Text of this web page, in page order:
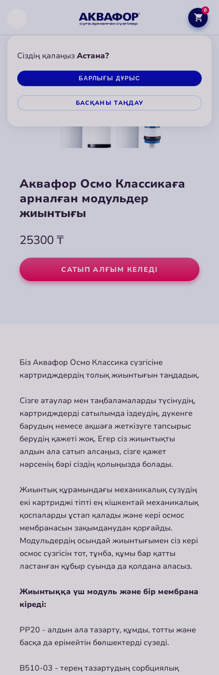
Сіздің қалаңызАстана?
БАРЛЫҒЫ ДҰРЫС
БАСҚАНЫ ТАҢДАУ
0
Аквафор Осмо Классикаға
арналған модульдер
жиынтығы
25300₸
САТЫП АЛҒЫМ КЕЛЕДІ
Біз Аквафор Осмо Классика сүзгісіне
картридждердің толық жиынтығын таңдадық.
Сізге атаулар мен таңбаламаларды түсінудің,
картридждерді сатылымда іздеудің, дүкенге
барудың немесе ақшаға жеткізуге тапсырыс
берудің қажеті жоқ. Егер сіз жиынтықты
алдын ала сатып алсаңыз, сізге қажет
нәрсенің бәрі сіздің қолыңызда болады.
Жиынтық құрамындағы механикалық сүзудің
екі картриджі тіпті ең кішкентай механикалық
қоспаларды ұстап қалады және кері осмос
мембранасын зақымданудан қорғайды.
Модульдердің осындай жиынтығымен сіз кері
осмос сүзгісін тот, тұнба, құмы бар қатты
ластанған құбыр суында да қолдана аласыз.
Жиынтыққа үш модуль және бір мембрана
кіреді:
PP20 - алдын ала тазарту, құмды, тотты және
басқа да ерімейтін бөлшектерді сүзеді.
B510-03 - терең тазартудың сорбциялық